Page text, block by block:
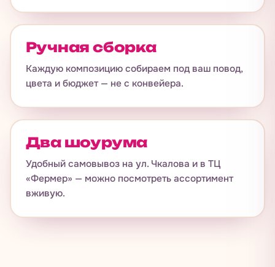
Ручная сборка
Каждую композицию собираем под ваш повод,
Два шоурума
Удобный самовывоз на ул. Чкалова и в ТЦ
«Фермер» — можно посмотреть ассортимент